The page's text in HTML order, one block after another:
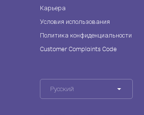
Карьера
Условия использования
Политика конфиденциальности
Customer Complaints Code
Русский